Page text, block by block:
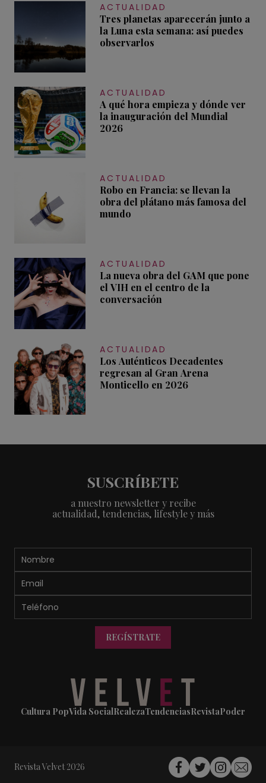
ACTUALIDAD
Tres planetas aparecerán junto a
la Luna esta semana: así puedes
observarlos
ACTUALIDAD
A qué hora empieza y dónde ver
la inauguración del Mundial
2026
ACTUALIDAD
Robo en Francia: se llevan la
obra del plátano más famosa del
mundo
ACTUALIDAD
La nueva obra del GAM que pone
el VIH en el centro de la
conversación
ACTUALIDAD
Los Auténticos Decadentes
regresan al Gran Arena
Monticello en 2026
SUSCRÍBETE
a nuestro newsletter y recibe
actualidad, tendencias, lifestyle y más
REGÍSTRATE
Cultura PopVida SocialRealezaTendenciasRevistaPoder
Revista Velvet 2026